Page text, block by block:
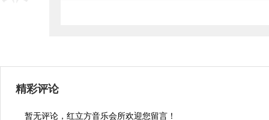
精彩评论
暂无评论，红立方音乐会所欢迎您留言！